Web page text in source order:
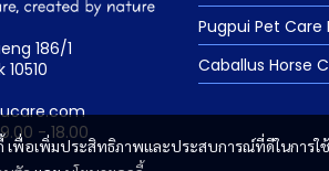
เพื่อเพิ่มประสิทธิภาพและประสบการณ์ที่ดีในการใ
186/1
- 18.00
Pugpui Pet Care
Caballus Horse